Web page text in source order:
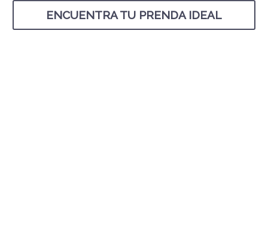
ENCUENTRA TU PRENDA IDEAL